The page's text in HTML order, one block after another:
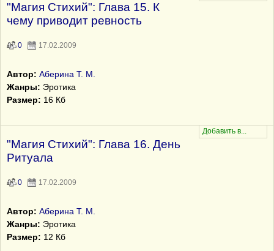
"Магия Стихий": Глава 15. К
чему приводит ревность
0 17.02.2009
Автор: Аберина Т. М.
Жанры: Эротика
Размер: 16 Кб
"Магия Стихий": Глава 16. День
Ритуала
0 17.02.2009
Автор: Аберина Т. М.
Жанры: Эротика
Размер: 12 Кб